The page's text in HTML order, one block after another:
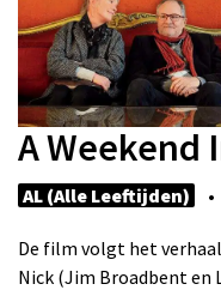
A Weekend
AL (Alle Leeftijden) •
De film volgt het
Nick (Jim Broadbent en